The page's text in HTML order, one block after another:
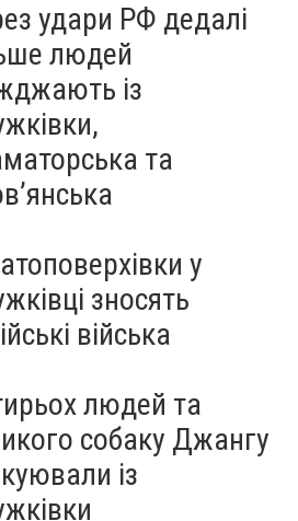
удари РФ дедалі
людей
із
та
у
зносять
війська
людей та
собаку Джангу
із